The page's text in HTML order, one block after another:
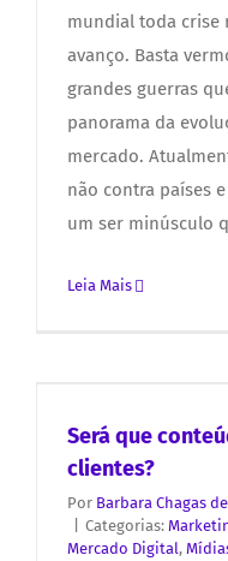
mundial toda crise
avanço. Basta
grandes guerras
panorama da
mercado.
não contra países
um ser minúsculo
Leia Mais
Será que
clientes?
Por Barbara Chagas
Categorias:
Mercado Digital,